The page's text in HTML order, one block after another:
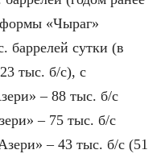
«Чыраг»
баррелей сутки (в
тыс. б/с), с
– 88 тыс. б/с
– 75 тыс. б/с
– 43 тыс. б/с (51